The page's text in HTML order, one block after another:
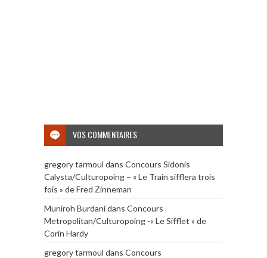
VOS COMMENTAIRES
gregory tarmoul dans Concours Sidonis
Calysta/Culturopoing – « Le Train sifflera trois
fois » de Fred Zinneman
Muniroh Burdanidans Concours
Metropolitan/Culturopoing -« Le Sifflet » de
Corin Hardy
gregory tarmoul dans Concours